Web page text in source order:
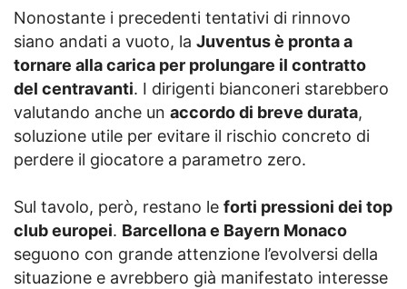
Nonostante i precedenti tentativi di rinnovo
siano andati a vuoto, la Juventus è pronta a
tornare alla carica per prolungare il contratto
del centravanti. I dirigenti bianconeri starebbero
valutando anche un accordo di breve durata,
soluzione utile per evitare il rischio concreto di
perdere il giocatore a parametro zero.
Sul tavolo, però, restano le forti pressioni dei top
club europei. Barcellona e Bayern Monaco
seguono con grande attenzione l’evolversi della
situazione e avrebbero già manifestato interesse